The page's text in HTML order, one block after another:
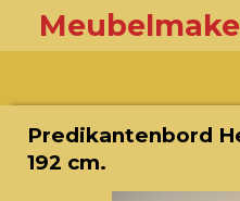
Predikantenbord
192 cm.